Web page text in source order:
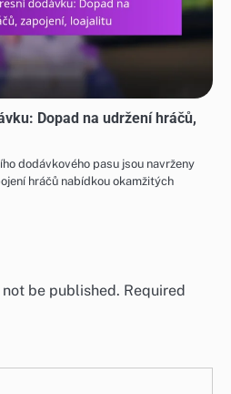
Dopad na udržení hráčů,
dodávkového pasu jsou navrženy
hráčů nabídkou okamžitých
be published. Required